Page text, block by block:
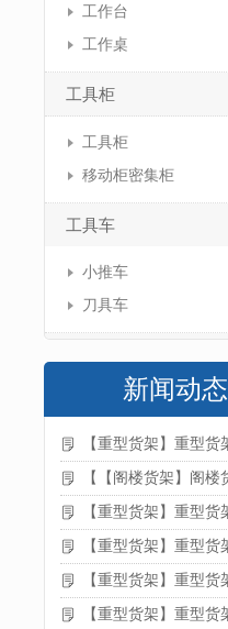
工作台
工作桌
工具柜
工具柜
移动柜密集柜
工具车
小推车
刀具车
新闻动态